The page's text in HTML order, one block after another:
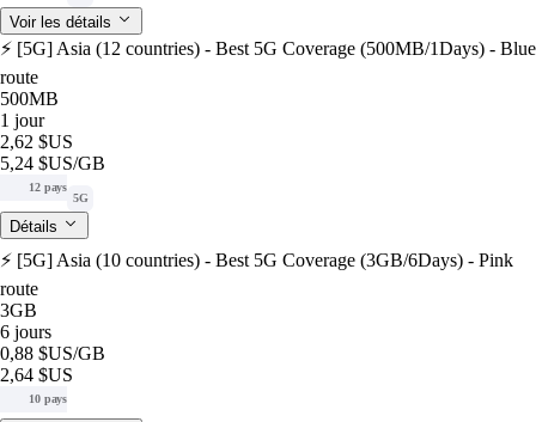
Voir les détails
⚡️ [5G] Asia (12 countries) - Best 5G Coverage (500MB/1Days) - Blue
route
500MB
1 jour
2,62 $US
5,24 $US/GB
12 pays
5G
Détails
⚡️ [5G] Asia (10 countries) - Best 5G Coverage (3GB/6Days) - Pink
route
3GB
6 jours
0,88 $US/GB
2,64 $US
10 pays